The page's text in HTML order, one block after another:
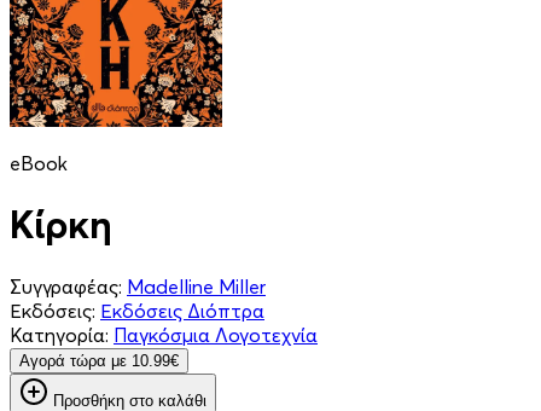
eBook
Κίρκη
Συγγραφέας: Madelline Miller
Εκδόσεις: Εκδόσεις Διόπτρα
Κατηγορία: Παγκόσμια Λογοτεχνία
Aγορά τώρα με 10.99€
Προσθήκη στο καλάθι